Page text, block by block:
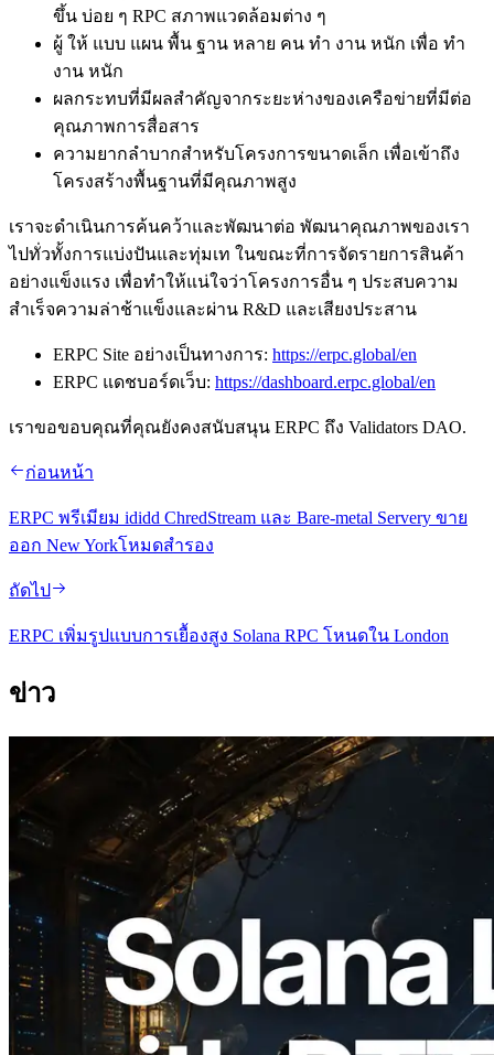
ขึ้น บ่อย ๆ RPC สภาพแวดล้อมต่าง ๆ
ผู้ ให้ แบบ แผน พื้น ฐาน หลาย คน ทํา งาน หนัก เพื่อ ทํา
งาน หนัก
ผลกระทบที่มีผลสําคัญจากระยะห่างของเครือข่ายที่มีต่อ
คุณภาพการสื่อสาร
ความยากลําบากสําหรับโครงการขนาดเล็ก เพื่อเข้าถึง
โครงสร้างพื้นฐานที่มีคุณภาพสูง
เราจะดําเนินการค้นคว้าและพัฒนาต่อ พัฒนาคุณภาพของเรา
ไปทั่วทั้งการแบ่งปันและทุ่มเท ในขณะที่การจัดรายการสินค้า
อย่างแข็งแรง เพื่อทําให้แน่ใจว่าโครงการอื่น ๆ ประสบความ
สําเร็จความล่าช้าแข็งและผ่าน R&D และเสียงประสาน
ERPC Site อย่างเป็นทางการ: https://erpc.global/en
ERPC แดชบอร์ดเว็บ: https://dashboard.erpc.global/en
เราขอขอบคุณที่คุณยังคงสนับสนุน ERPC ถึง Validators DAO.
ก่อนหน้า
ERPC พรีเมียม ididd ChredStream และ Bare-metal Servery ขาย
ออก New Yorkโหมดสํารอง
ถัดไป
ERPC เพิ่มรูปแบบการเยื้องสูง Solana RPC โหนดใน London
ข่าว
2026.08.05